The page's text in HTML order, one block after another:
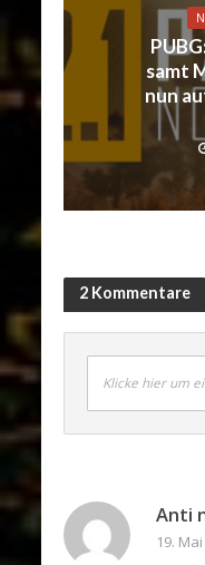
samt
nun
2 Kommentare
Klicke hier um
Anti
19.